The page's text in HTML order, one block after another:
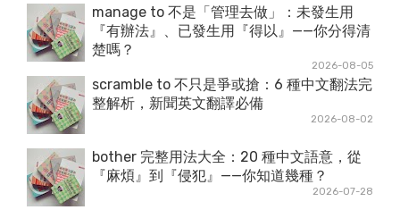
manage to 不是「管理去做」：未發生用
『有辦法』、已發生用『得以』——你分得清
楚嗎？
2026-08-05
scramble to 不只是爭或搶：6 種中文翻法完
整解析，新聞英文翻譯必備
2026-08-02
bother 完整用法大全：20 種中文語意，從
『麻煩』到『侵犯』——你知道幾種？
2026-07-28